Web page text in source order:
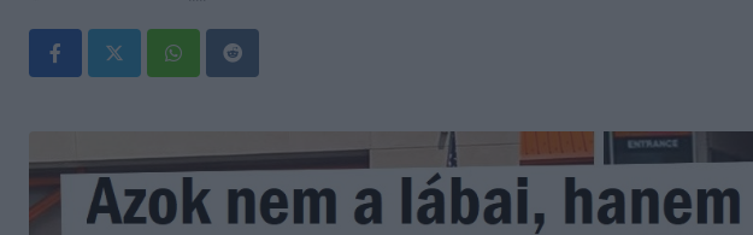
WhatsappReddit